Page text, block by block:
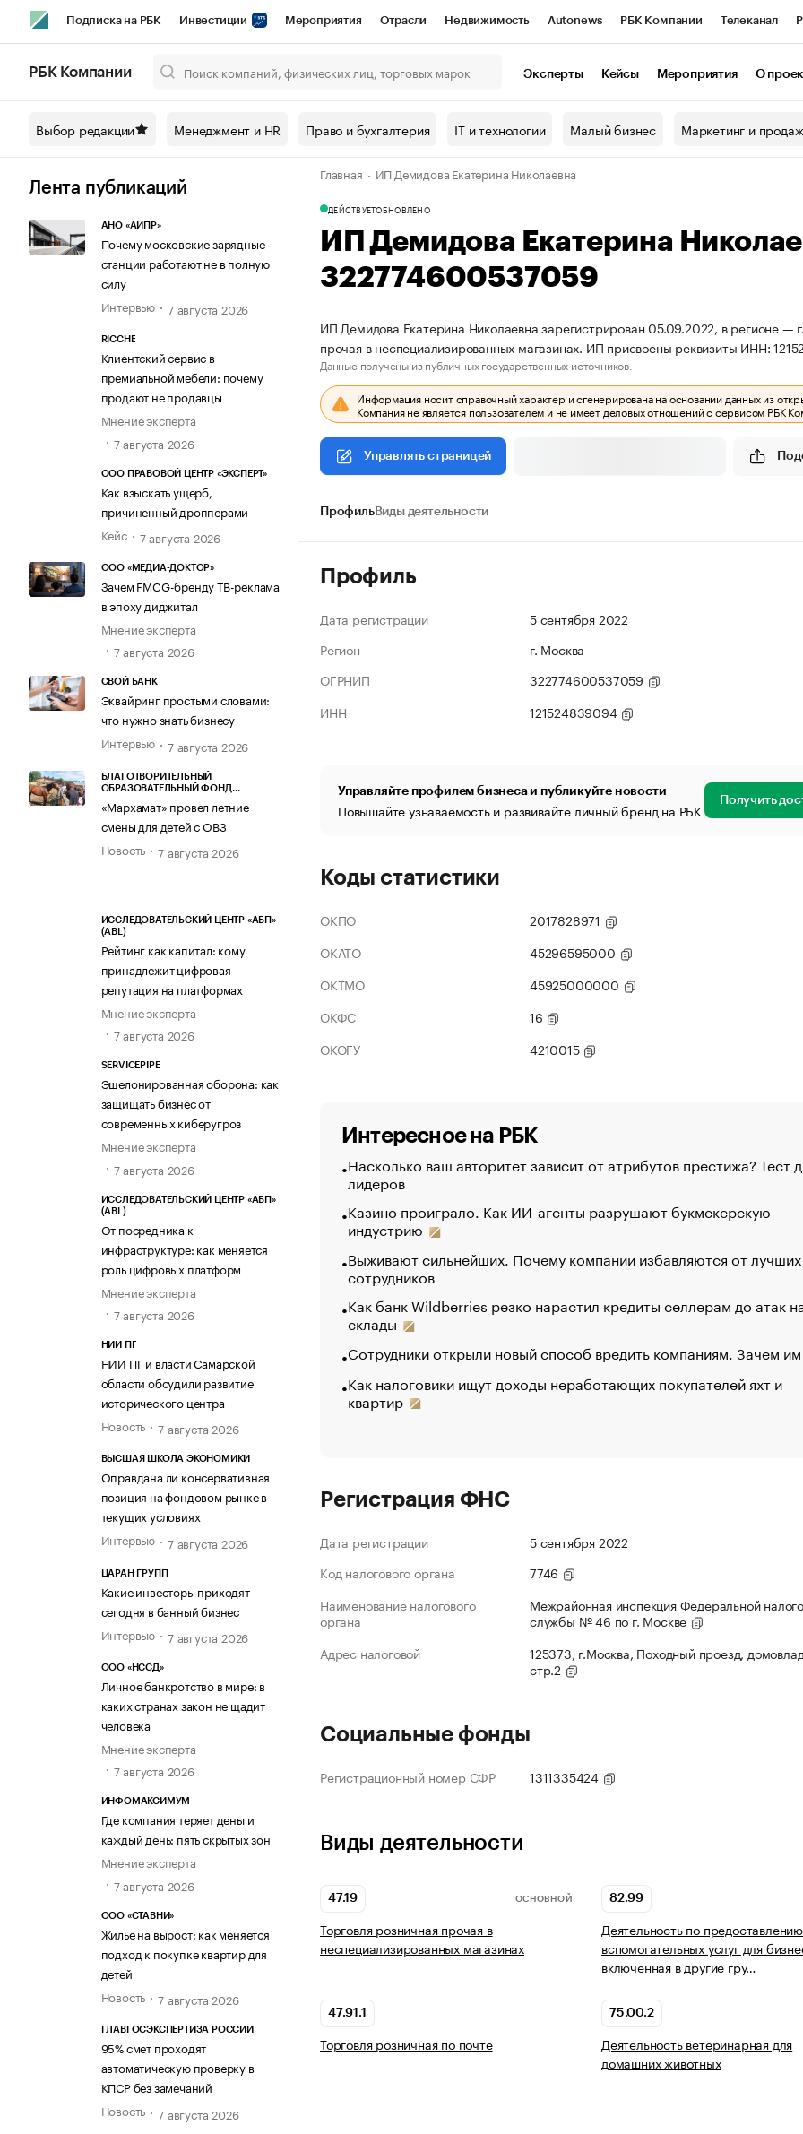
Подписка на РБК Инвестиции Мероприятия Отрасли Недвижимость Autonews РБК Компании Телеканал
Спецпроекты СПб Конференции СПб Спецпроекты Проверка контрагентов
Технологии и медиа Рынок наличной валюты
РБК Компании Эксперты Кейсы Мероприятия О
Выбор редакции Менеджмент и HR Право и бухгалтерия IT и технологии Малый бизнес Маркетинг и
Лента публикаций
АНО «АИПР»
Почему московские зарядные
станции работают не в полную
силу
Интервью
7 августа 2026
RICCHE
Клиентский сервис в
премиальной мебели: почему
продают не продавцы
Мнение эксперта
7 августа 2026
ООО ПРАВОВОЙ ЦЕНТР «ЭКСПЕРТ»
Как взыскать ущерб,
причиненный дропперами
Кейс
7 августа 2026
ООО «МЕДИА-ДОКТОР»
Зачем FMCG-бренду ТВ-реклама
в эпоху диджитал
Мнение эксперта
7 августа 2026
СВОЙ БАНК
Эквайринг простыми словами:
что нужно знать бизнесу
Интервью
7 августа 2026
БЛАГОТВОРИТЕЛЬНЫЙ
ОБРАЗОВАТЕЛЬНЫЙ ФОНД
«Мархамат» провел летние
смены для детей с ОВЗ
Новость
7 августа 2026
ИССЛЕДОВАТЕЛЬСКИЙ ЦЕНТР «АБП»
(ABL)
Рейтинг как капитал: кому
принадлежит цифровая
репутация на платформах
Мнение эксперта
7 августа 2026
SERVICEPIPE
Эшелонированная оборона: как
защищать бизнес от
современных киберугроз
Мнение эксперта
7 августа 2026
ИССЛЕДОВАТЕЛЬСКИЙ ЦЕНТР «АБП»
(ABL)
От посредника к
инфраструктуре: как меняется
роль цифровых платформ
Мнение эксперта
7 августа 2026
НИИ ПГ
НИИ ПГ и власти Самарской
области обсудили развитие
исторического центра
Новость
7 августа 2026
ВЫСШАЯ ШКОЛА ЭКОНОМИКИ
Оправдана ли консервативная
позиция на фондовом рынке в
текущих условиях
Интервью
7 августа 2026
ЦАРАН ГРУПП
Какие инвесторы приходят
сегодня в банный бизнес
Интервью
7 августа 2026
ООО «НССД»
Личное банкротство в мире: в
каких странах закон не щадит
человека
Мнение эксперта
7 августа 2026
ИНФОМАКСИМУМ
Где компания теряет деньги
каждый день: пять скрытых зон
Мнение эксперта
7 августа 2026
ООО «СТАВНИ»
Жилье на вырост: как меняется
подход к покупке квартир для
детей
Новость
7 августа 2026
ГЛАВГОСЭКСПЕРТИЗА РОССИИ
95% смет проходят
автоматическую проверку в
КПСР без замечаний
Новость
7 августа 2026
Главная ИП Демидова Екатерина Николаевна
ДЕЙСТВУЕТОБНОВЛЕНО
ИП Демидова Екатерина
322774600537059
ИП Демидова Екатерина Николаевна зарегистрирован 05.09.2022, в регионе —
прочая в неспециализированных магазинах. ИП присвоены реквизиты ИНН:
Данные получены из публичных государственных источников.
Информация носит справочный характер и сгенерирована на основании данных из
Компания не является пользователем и не имеет деловых отношений с сервисом РБК
Управлять страницей
ПрофильВиды деятельности
Профиль
Дата регистрации
5 сентября 2022
Регион
г. Москва
ОГРНИП
322774600537059
ИНН
121524839094
Управляйте профилем бизнеса и публикуйте новости
Повышайте узнаваемость и развивайте личный бренд на РБК Получить
Коды статистики
ОКПО
2017828971
ОКАТО
45296595000
ОКТМО
45925000000
ОКФС
16
ОКОГУ
4210015
Интересное на РБК
Насколько ваш авторитет зависит от атрибутов престижа? Тест
лидеров
Казино проиграло. Как ИИ-агенты разрушают букмекерскую
индустрию
Выживают сильнейших. Почему компании избавляются от лучших
сотрудников
Как банк Wildberries резко нарастил кредиты селлерам до атак
склады
Сотрудники открыли новый способ вредить компаниям. Зачем
Как налоговики ищут доходы неработающих покупателей яхт и
квартир
Регистрация ФНС
Дата регистрации
5 сентября 2022
Код налогового органа
7746
Наименование налогового
органа
Межрайонная инспекция Федеральной
службы № 46 по г. Москве
Адрес налоговой
125373, г.Москва, Походный проезд,
стр.2
Социальные фонды
Регистрационный номер СФР 1311335424
Виды деятельности
47.19 ОСНОВНОЙ
Торговля розничная прочая в
неспециализированных магазинах
82.99
Деятельность по
вспомогательных услуг для
включенная в другие гру…
47.91.1
Торговля розничная по почте
75.00.2
Деятельность ветеринарная для
домашних животных